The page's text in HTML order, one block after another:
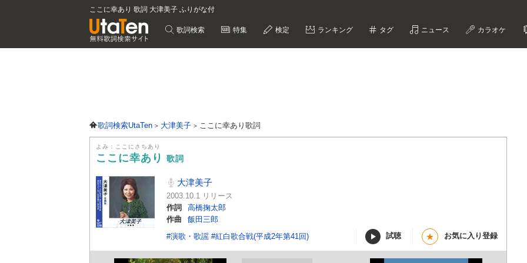
ここに幸あり 歌詞 大津美子 ふりがな付
歌詞検索 特集 検定 ランキング タグ ニュース カラオケ
歌詞検索UtaTen 大津美子 ここに幸あり歌詞
よみ：ここにさちあり
ここに幸あり 歌詞
大津美子
2003.10.1 リリース
作詞
高橋掬太郎
作曲
飯田三郎
#演歌・歌謡 #紅白歌合戦(平成2年第41回) 試聴 ★ お気に入り登録